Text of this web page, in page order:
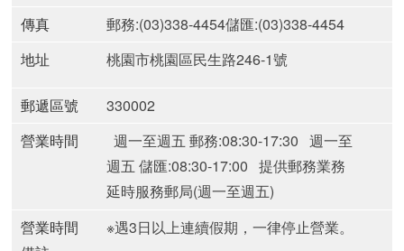
傳真
郵務:(03)338-4454儲匯:(03)338-4454
地址
桃園市桃園區民生路246-1號
郵遞區號
330002
營業時間
週一至週五 郵務:08:30-17:30 週一至
週五 儲匯:08:30-17:00 提供郵務業務
延時服務郵局(週一至週五)
營業時間
※遇3日以上連續假期，一律停止營業。